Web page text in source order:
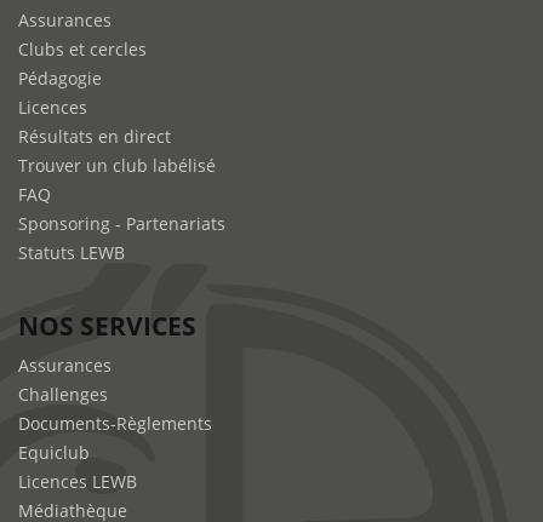
Assurances
Clubs et cercles
Pédagogie
Licences
Résultats en direct
Trouver un club labélisé
FAQ
Sponsoring - Partenariats
Statuts LEWB
NOS SERVICES
Assurances
Challenges
Documents-Règlements
Equiclub
Licences LEWB
Médiathèque